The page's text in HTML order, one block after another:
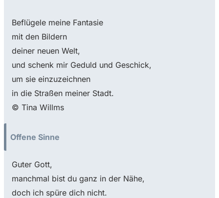
Beflügele meine Fantasie
mit den Bildern
deiner neuen Welt,
und schenk mir Geduld und Geschick,
um sie einzuzeichnen
in die Straßen meiner Stadt.
© Tina Willms
Offene Sinne
Guter Gott,
manchmal bist du ganz in der Nähe,
doch ich spüre dich nicht.